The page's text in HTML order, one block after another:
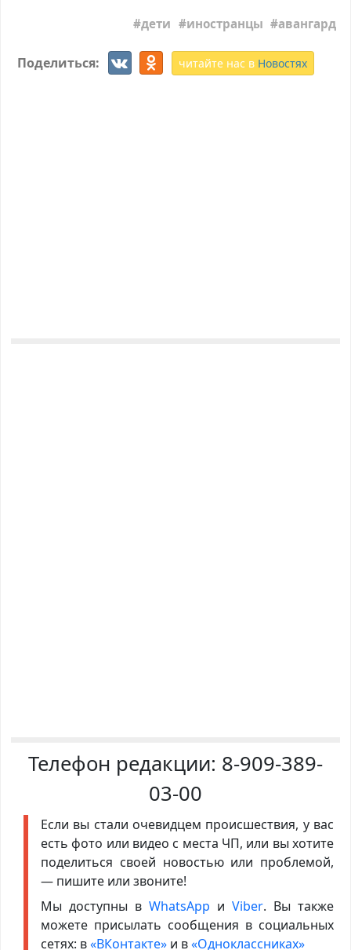
дети иностранцы авангард
Поделиться: читайте нас в Новостях
Телефон редакции: 8-909-389-
03-00
Если вы стали очевидцем происшествия, у вас
есть фото или видео с места ЧП, или вы хотите
поделиться своей новостью или проблемой,
— пишите или звоните!
Мы доступны в WhatsApp иViber. Вы также
можете присылать сообщения в социальных
сетях: в«ВКонтакте»и в«Одноклассниках»